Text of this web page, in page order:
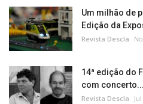
Um milhão de
Edição da
Revista Descla
14ª edição do
com concerto...
Revista Descla